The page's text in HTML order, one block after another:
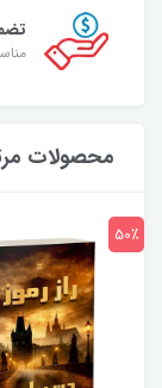
محصولات
50٪